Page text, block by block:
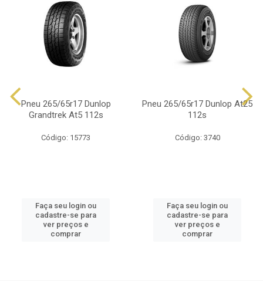
Pneu 265/65r17 Dunlop
Grandtrek At5 112s
Código: 15773
Faça seu login ou
cadastre-se para
ver preços e
comprar
Pneu 265/65r17 Dunlop At25
112s
Código: 3740
Faça seu login ou
cadastre-se para
ver preços e
comprar